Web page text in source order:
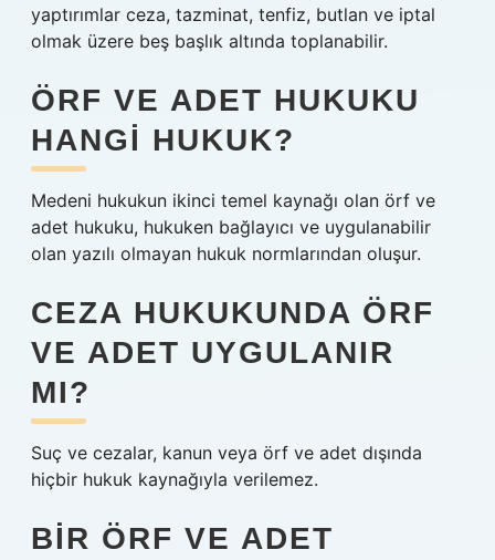
yaptırımlar ceza, tazminat, tenfiz, butlan ve iptal
olmak üzere beş başlık altında toplanabilir.
ÖRF VE ADET HUKUKU
HANGI HUKUK?
Medeni hukukun ikinci temel kaynağı olan örf ve
adet hukuku, hukuken bağlayıcı ve uygulanabilir
olan yazılı olmayan hukuk normlarından oluşur.
CEZA HUKUKUNDA ÖRF
VE ADET UYGULANIR
MI?
Suç ve cezalar, kanun veya örf ve adet dışında
hiçbir hukuk kaynağıyla verilemez.
BIR ÖRF VE ADET